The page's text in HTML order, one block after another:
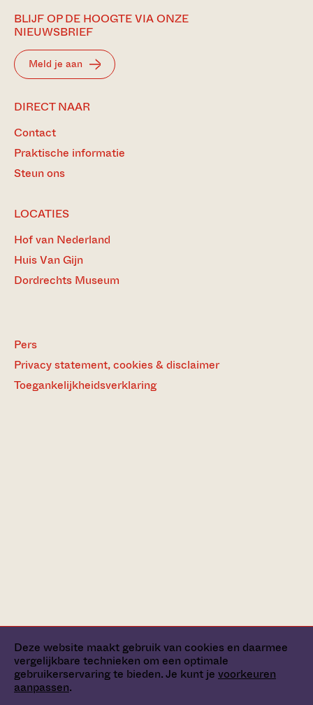
Deze website maakt gebruik van cookies en daarmee
vergelijkbare technieken om een optimale
gebruikerservaring te bieden. Je kunt je voorkeuren
aanpassen.
BLIJF OP DE HOOGTE VIA ONZE
NIEUWSBRIEF
Meld je aan
DIRECT NAAR
Contact
Praktische informatie
Steun ons
LOCATIES
Hof van Nederland
Huis Van Gijn
Dordrechts Museum
Pers
Privacy statement, cookies & disclaimer
Toegankelijkheidsverklaring